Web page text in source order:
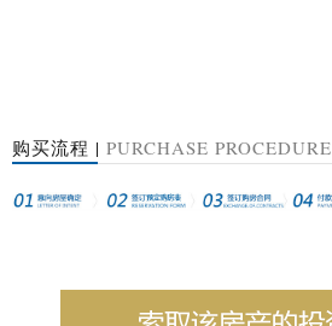
购买流程 | PURCHASE PROCEDURE